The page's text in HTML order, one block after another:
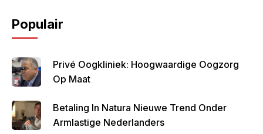
Populair
Privé Oogkliniek: Hoogwaardige Oogzorg
Op Maat
Betaling In Natura Nieuwe Trend Onder
Armlastige Nederlanders